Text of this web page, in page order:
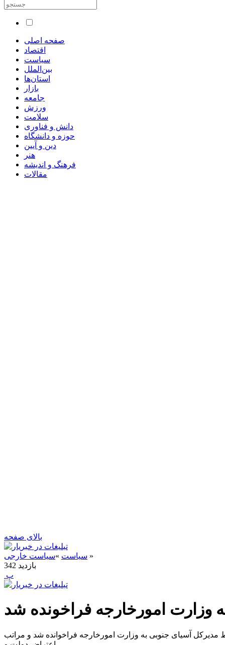
صفحه اصلی
اقتصاد
سیاست
بین‌الملل
استان‌ها
بازار
جامعه
ورزش
سلامت
دانش و فناوری
حوزه و دانشگاه
دین و آیین
هنر
فرهنگ و اندیشه
مقالات
بالای صفحه
سیاست »سیاست خارجی
»
342 بازدید
‍ پ
وزارت امورخارجه فراخونده شد
مدیرکل آسیای جنوبی به وزارت امورخارجه فراخوانده شد و مراتب